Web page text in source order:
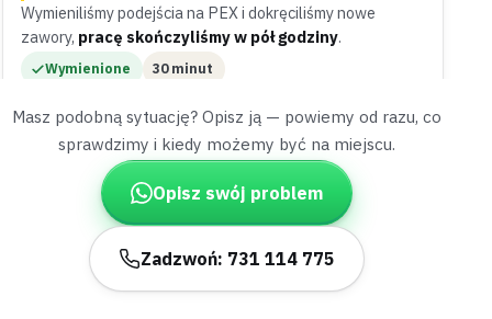
Wymieniliśmy podejścia na PEX i dokręciliśmy nowe
zawory, pracę skończyliśmy w pół godziny.
Wymienione 30 minut
Belsk Duży dom z hydroforem
„Nikt nie korzystał z wody, a pompa hydroforowa i
tak startowała.”
Sprawdziliśmy układ i podłączyliśmy nowy bojler bez
ingerencji w hydrofor,
montaż zrobiliśmy bez kucia
Masz podobną sytuację? Opisz ją — powiemy od razu, co
sprawdzimy i kiedy możemy być na miejscu.
Opisz swój problem
Zadzwoń: 731 114 775